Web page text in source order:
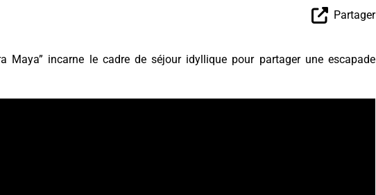
Partager
Maya” incarne le cadre de séjour idyllique pour partager une escapade